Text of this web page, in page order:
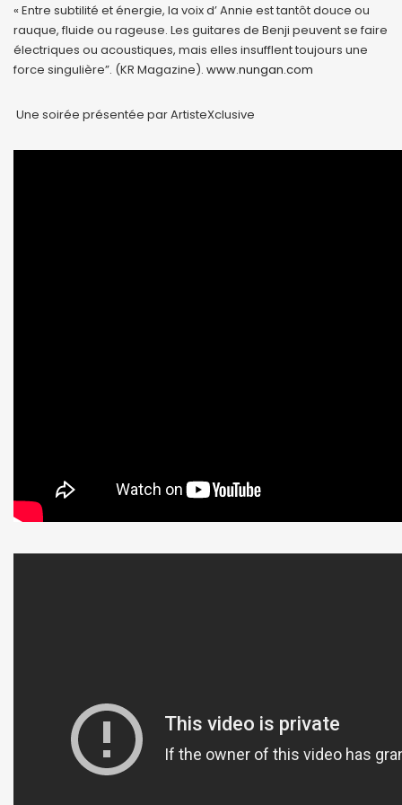
« Entre subtilité et énergie, la voix d’ Annie est tantôt douce ou
rauque, fluide ou rageuse. Les guitares de Benji peuvent se faire
électriques ou acoustiques, mais elles insufflent toujours une
force singulière”. (KR Magazine). www.nungan.com
Une soirée présentée par ArtisteXclusive